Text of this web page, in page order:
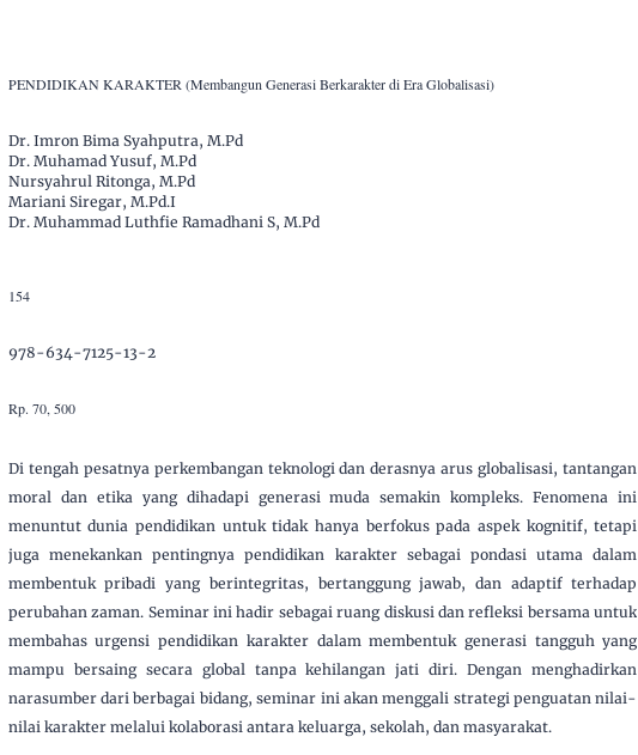
PENDIDIKAN KARAKTER (Membangun Generasi Berkarakter di Era Globalisasi)
Dr. Imron Bima Syahputra, M.Pd
Dr. Muhamad Yusuf, M.Pd
Nursyahrul Ritonga, M.Pd
Mariani Siregar, M.Pd.I
Dr. Muhammad Luthfie Ramadhani S, M.Pd
154
978-634-7125-13-2
Rp. 70, 500
Di tengah pesatnya perkembangan teknologi dan derasnya arus globalisasi, tantangan
moral dan etika yang dihadapi generasi muda semakin kompleks. Fenomena ini
menuntut dunia pendidikan untuk tidak hanya berfokus pada aspek kognitif, tetapi
juga menekankan pentingnya pendidikan karakter sebagai pondasi utama dalam
membentuk pribadi yang berintegritas, bertanggung jawab, dan adaptif terhadap
perubahan zaman. Seminar ini hadir sebagai ruang diskusi dan refleksi bersama untuk
membahas urgensi pendidikan karakter dalam membentuk generasi tangguh yang
mampu bersaing secara global tanpa kehilangan jati diri. Dengan menghadirkan
narasumber dari berbagai bidang, seminar ini akan menggali strategi penguatan nilai-
nilai karakter melalui kolaborasi antara keluarga, sekolah, dan masyarakat.